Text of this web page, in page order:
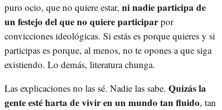
puro ocio, que no quiere estar, ni nadie participa de
un festejo del que no quiere participarpor
convicciones ideológicas. Si estás es porque quieres y si
participas es porque, al menos, no te opones a que siga
existiendo. Lo demás, literatura chunga.
Las explicaciones no las sé. Nadie las sabe. Quizás la
gente esté harta de vivir en un mundo tan fluido, tan